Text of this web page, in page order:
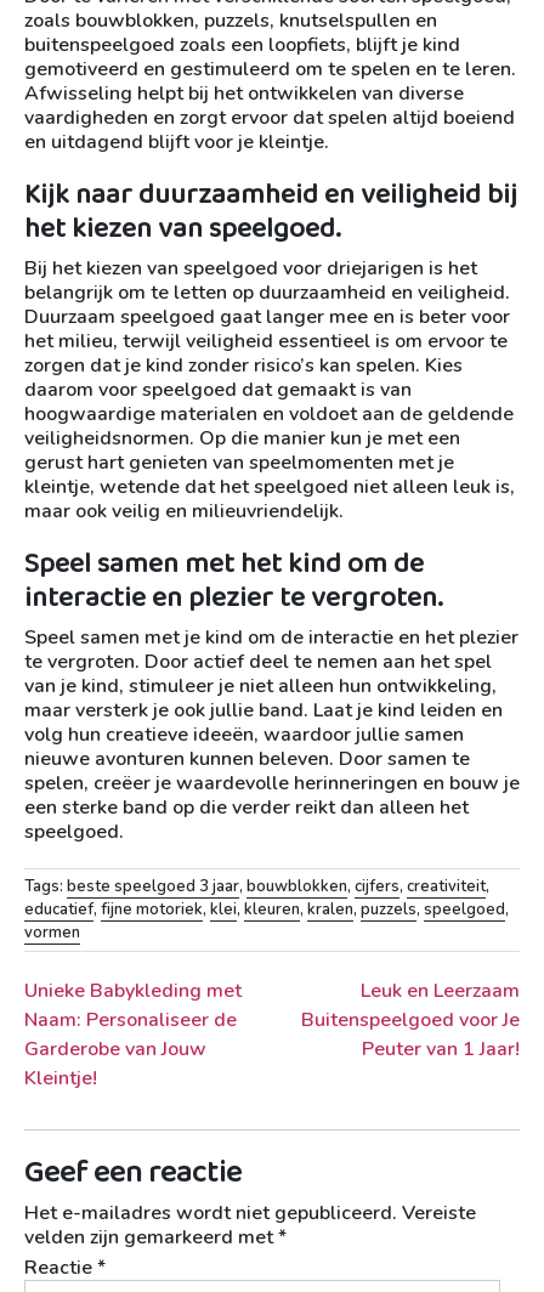
zoals bouwblokken, puzzels, knutselspullen en
buitenspeelgoed zoals een loopfiets, blijft je kind
gemotiveerd en gestimuleerd om te spelen en te leren.
Afwisseling helpt bij het ontwikkelen van diverse
vaardigheden en zorgt ervoor dat spelen altijd boeiend
en uitdagend blijft voor je kleintje.
Kijk naar duurzaamheid en veiligheid bij
het kiezen van speelgoed.
Bij het kiezen van speelgoed voor driejarigen is het
belangrijk om te letten op duurzaamheid en veiligheid.
Duurzaam speelgoed gaat langer mee en is beter voor
het milieu, terwijl veiligheid essentieel is om ervoor te
zorgen dat je kind zonder risico’s kan spelen. Kies
daarom voor speelgoed dat gemaakt is van
hoogwaardige materialen en voldoet aan de geldende
veiligheidsnormen. Op die manier kun je met een
gerust hart genieten van speelmomenten met je
kleintje, wetende dat het speelgoed niet alleen leuk is,
maar ook veilig en milieuvriendelijk.
Speel samen met het kind om de
interactie en plezier te vergroten.
Speel samen met je kind om de interactie en het plezier
te vergroten. Door actief deel te nemen aan het spel
van je kind, stimuleer je niet alleen hun ontwikkeling,
maar versterk je ook jullie band. Laat je kind leiden en
volg hun creatieve ideeën, waardoor jullie samen
nieuwe avonturen kunnen beleven. Door samen te
spelen, creëer je waardevolle herinneringen en bouw je
een sterke band op die verder reikt dan alleen het
speelgoed.
Tags: beste speelgoed 3 jaar, bouwblokken, cijfers, creativiteit,
educatief, fijne motoriek, klei, kleuren, kralen, puzzels, speelgoed,
vormen
Berichtnavigatie
Unieke Babykleding met
Naam: Personaliseer de
Garderobe van Jouw
Kleintje!
Leuk en Leerzaam
Buitenspeelgoed voor Je
Peuter van 1 Jaar!
Geef een reactie
Het e-mailadres wordt niet gepubliceerd. Vereiste
velden zijn gemarkeerd met*
Reactie*